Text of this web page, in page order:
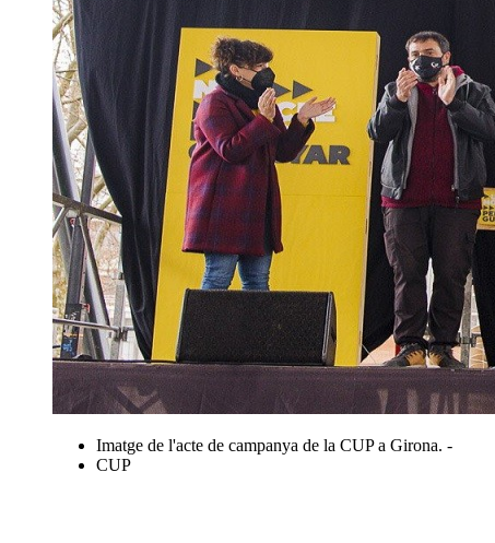
Imatge de l'acte de campanya de la CUP a Girona. -
CUP